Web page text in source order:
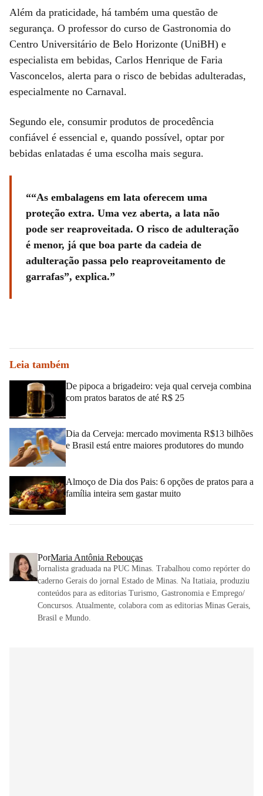
Além da praticidade, há também uma questão de
segurança. O professor do curso de Gastronomia do
Centro Universitário de Belo Horizonte (UniBH) e
especialista em bebidas, Carlos Henrique de Faria
Vasconcelos, alerta para o risco de bebidas adulteradas,
especialmente no Carnaval.
Segundo ele, consumir produtos de procedência
confiável é essencial e, quando possível, optar por
bebidas enlatadas é uma escolha mais segura.
“As embalagens em lata oferecem uma
proteção extra. Uma vez aberta, a lata não
pode ser reaproveitada. O risco de adulteração
é menor, já que boa parte da cadeia de
adulteração passa pelo reaproveitamento de
garrafas”, explica.
Leia também
De pipoca a brigadeiro: veja qual cerveja combina
com pratos baratos de até R$ 25
Dia da Cerveja: mercado movimenta R$13 bilhões
e Brasil está entre maiores produtores do mundo
Almoço de Dia dos Pais: 6 opções de pratos para a
família inteira sem gastar muito
PorMaria Antônia Rebouças
Jornalista graduada na PUC Minas. Trabalhou como repórter do
caderno Gerais do jornal Estado de Minas. Na Itatiaia, produziu
conteúdos para as editorias Turismo, Gastronomia e Emprego/
Concursos. Atualmente, colabora com as editorias Minas Gerais,
Brasil e Mundo.